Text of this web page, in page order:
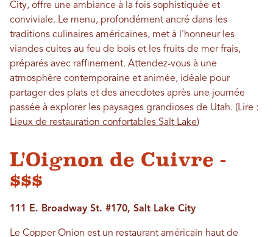
City, offre une ambiance à la fois sophistiquée et
conviviale. Le menu, profondément ancré dans les
traditions culinaires américaines, met à l'honneur les
viandes cuites au feu de bois et les fruits de mer frais,
préparés avec raffinement. Attendez-vous à une
atmosphère contemporaine et animée, idéale pour
partager des plats et des anecdotes après une journée
passée à explorer les paysages grandioses de Utah. (Lire :
Lieux de restauration confortables Salt Lake)
L'Oignon de Cuivre -
$$$
111 E. Broadway St. #170, Salt Lake City
Le Copper Onion est un restaurant américain haut de